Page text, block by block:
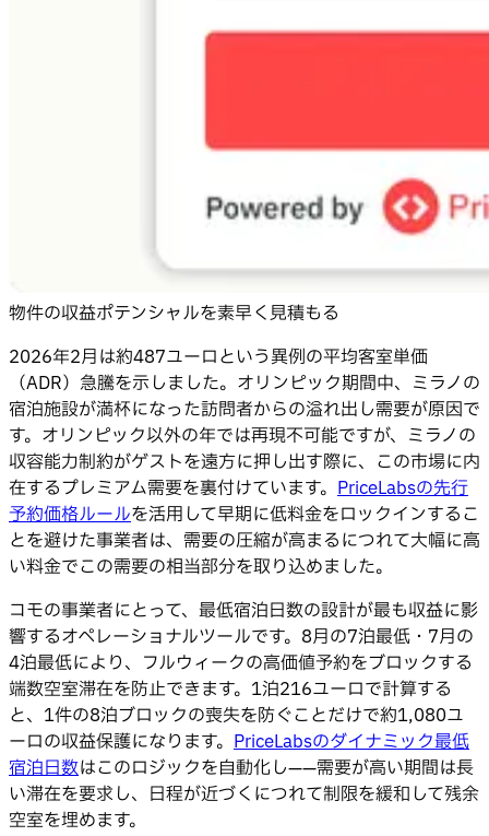
物件の収益ポテンシャルを素早く見積もる
2026年2月は約487ユーロという異例の平均客室単価
（ADR）急騰を示しました。オリンピック期間中、ミラノの
宿泊施設が満杯になった訪問者からの溢れ出し需要が原因で
す。オリンピック以外の年では再現不可能ですが、ミラノの
収容能力制約がゲストを遠方に押し出す際に、この市場に内
在するプレミアム需要を裏付けています。 PriceLabsの先行
予約価格ルールを活用して早期に低料金をロックインするこ
とを避けた事業者は、需要の圧縮が高まるにつれて大幅に高
い料金でこの需要の相当部分を取り込めました。
コモの事業者にとって、最低宿泊日数の設計が最も収益に影
響するオペレーショナルツールです。8月の7泊最低・7月の
4泊最低により、フルウィークの高価値予約をブロックする
端数空室滞在を防止できます。1泊216ユーロで計算する
と、1件の8泊ブロックの喪失を防ぐことだけで約1,080ユ
ーロの収益保護になります。 PriceLabsのダイナミック最低
宿泊日数はこのロジックを自動化し——需要が高い期間は長
い滞在を要求し、日程が近づくにつれて制限を緩和して残余
空室を埋めます。